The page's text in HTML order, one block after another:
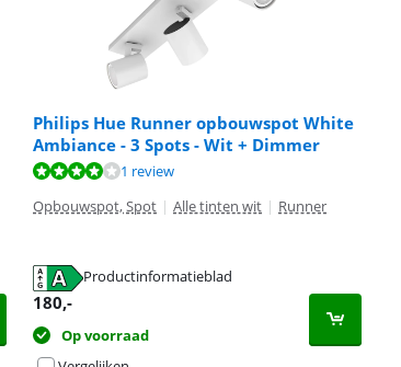
Philips Hue Runner opbouwspot White
Ambiance - 3 Spots - Wit + Dimmer
1 review
Opbouwspot, Spot | Alle tinten wit | Runner
Productinformatieblad
180,-
Op voorraad